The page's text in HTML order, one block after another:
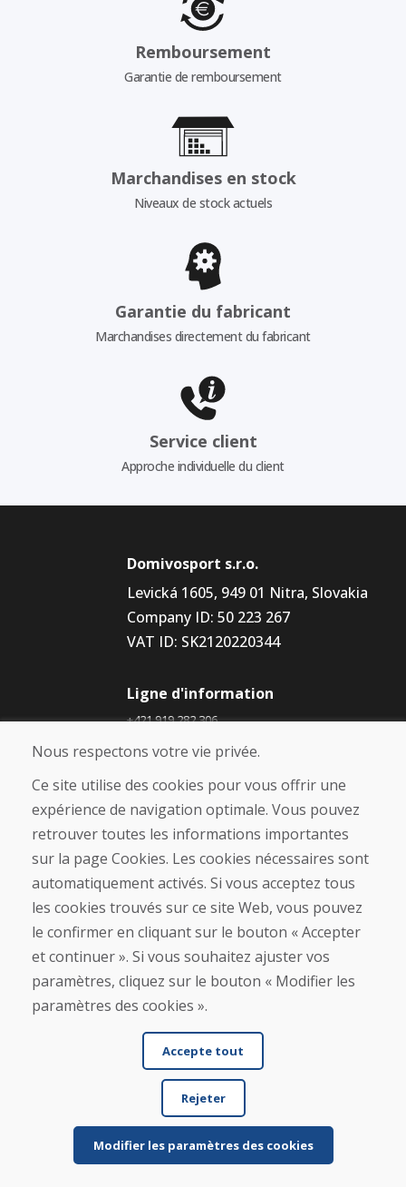
Remboursement
Garantie de remboursement
Marchandises en stock
Niveaux de stock actuels
Garantie du fabricant
Marchandises directement du fabricant
Service client
Approche individuelle du client
Domivosport s.r.o.
Levická 1605, 949 01 Nitra, Slovakia
Company ID: 50 223 267
VAT ID: SK2120220344
Ligne d'information
+421 919 282 306
À propos de nous
Blog
À propos de nous
Contact
Achat
Boutique en ligne
Conditions générales de vente (CGV)
Expédition et paiement
Procédure de réclamation
Politique de retour et d’échange
Politique de confidentialité (RGPD)
Gestion des Cookies
Nous respectons votre vie privée.
Ce site utilise des cookies pour vous offrir une
expérience de navigation optimale. Vous pouvez
retrouver toutes les informations importantes
sur la page Cookies. Les cookies nécessaires sont
automatiquement activés. Si vous acceptez tous
les cookies trouvés sur ce site Web, vous pouvez
le confirmer en cliquant sur le bouton « Accepter
et continuer ». Si vous souhaitez ajuster vos
paramètres, cliquez sur le bouton « Modifier les
paramètres des cookies ».
Accepte tout
Rejeter
Modifier les paramètres des cookies